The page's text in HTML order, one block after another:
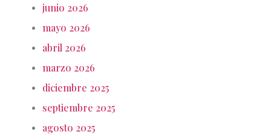
junio 2026
mayo 2026
abril 2026
marzo 2026
diciembre 2025
septiembre 2025
agosto 2025